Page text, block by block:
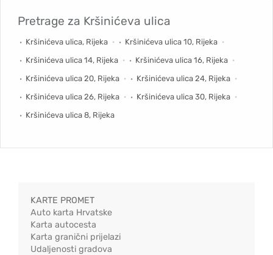
Pretrage za Kršinićeva ulica
Kršinićeva ulica, Rijeka
Kršinićeva ulica 10, Rijeka
Kršinićeva ulica 14, Rijeka
Kršinićeva ulica 16, Rijeka
Kršinićeva ulica 20, Rijeka
Kršinićeva ulica 24, Rijeka
Kršinićeva ulica 26, Rijeka
Kršinićeva ulica 30, Rijeka
Kršinićeva ulica 8, Rijeka
KARTE PROMET
Auto karta Hrvatske
Karta autocesta
Karta granični prijelazi
Udaljenosti gradova